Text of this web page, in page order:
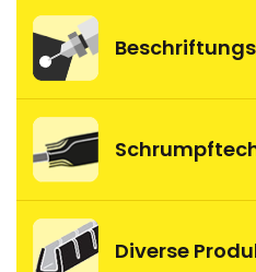
Diverse